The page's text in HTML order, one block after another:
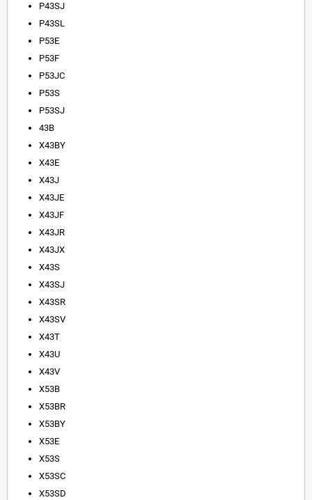
P43SJ
P43SL
P53E
P53F
P53JC
P53S
P53SJ
43B
X43BY
X43E
X43J
X43JE
X43JF
X43JR
X43JX
X43S
X43SJ
X43SR
X43SV
X43T
X43U
X43V
X53B
X53BR
X53BY
X53E
X53S
X53SC
X53SD